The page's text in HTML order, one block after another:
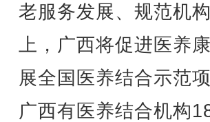
老服务发展、规范机
上，广西将促进医养
展全国医养结合示范
广西有医养结合机构